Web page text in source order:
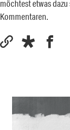
möchtest etwas
Kommentaren.